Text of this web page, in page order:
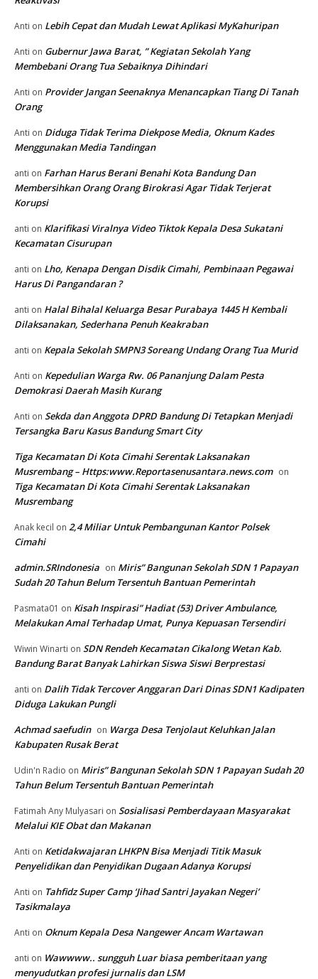
Anti on Lebih Cepat dan Mudah Lewat Aplikasi MyKahuripan
Anti on Gubernur Jawa Barat, ” Kegiatan Sekolah Yang
Membebani Orang Tua Sebaiknya Dihindari
Anti on Provider Jangan Seenaknya Menancapkan Tiang Di Tanah
Orang
Anti on Diduga Tidak Terima Diekpose Media, Oknum Kades
Menggunakan Media Tandingan
anti on Farhan Harus Berani Benahi Kota Bandung Dan
Membersihkan Orang Orang Birokrasi Agar Tidak Terjerat
Korupsi
anti on Klarifikasi Viralnya Video Tiktok Kepala Desa Sukatani
Kecamatan Cisurupan
anti on Lho, Kenapa Dengan Disdik Cimahi, Pembinaan Pegawai
Harus Di Pangandaran ?
anti on Halal Bihalal Keluarga Besar Purabaya 1445 H Kembali
Dilaksanakan, Sederhana Penuh Keakraban
anti on Kepala Sekolah SMPN3 Soreang Undang Orang Tua Murid
Anti on Kepedulian Warga Rw. 06 Pananjung Dalam Pesta
Demokrasi Daerah Masih Kurang
Anti on Sekda dan Anggota DPRD Bandung Di Tetapkan Menjadi
Tersangka Baru Kasus Bandung Smart City
Tiga Kecamatan Di Kota Cimahi Serentak Laksanakan
Musrembang – Https:www.Reportasenusantara.news.com on
Tiga Kecamatan Di Kota Cimahi Serentak Laksanakan
Musrembang
Anak kecil on 2,4 Miliar Untuk Pembangunan Kantor Polsek
Cimahi
admin.SRIndonesia on Miris” Bangunan Sekolah SDN 1 Papayan
Sudah 20 Tahun Belum Tersentuh Bantuan Pemerintah
Pasmata01 on Kisah Inspirasi” Hadiat (53) Driver Ambulance,
Melakukan Amal Terhadap Umat, Punya Kepuasan Tersendiri
Wiwin Winarti on SDN Rendeh Kecamatan Cikalong Wetan Kab.
Bandung Barat Banyak Lahirkan Siswa Siswi Berprestasi
anti on Dalih Tidak Tercover Anggaran Dari Dinas SDN1 Kadipaten
Diduga Lakukan Pungli
Achmad saefudin on Warga Desa Tenjolaut Keluhkan Jalan
Kabupaten Rusak Berat
Udin'n Radio on Miris” Bangunan Sekolah SDN 1 Papayan Sudah 20
Tahun Belum Tersentuh Bantuan Pemerintah
Fatimah Any Mulyasari on Sosialisasi Pemberdayaan Masyarakat
Melalui KIE Obat dan Makanan
Anti on Ketidakwajaran LHKPN Bisa Menjadi Titik Masuk
Penyelidikan dan Penyidikan Dugaan Adanya Korupsi
Anti on Tahfidz Super Camp ‘Jihad Santri Jayakan Negeri’
Tasikmalaya
Anti on Oknum Kepala Desa Nangewer Ancam Wartawan
anti on Wawwww.. sungguh Luar biasa pemberitaan yang
menyudutkan profesi jurnalis dan LSM